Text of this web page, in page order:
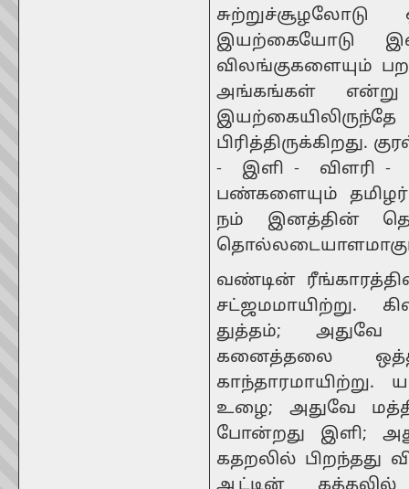
இயற்கையோடு
விலங்குகளையும்
அங்கங்கள் என்று
- இளி - விளரி -
பண்களையும் தமிழர்
நம் இனத்தின்
வண்டின்
சட்ஜமமாயிற்று.
துத்தம்; அதுவே
கனைத்தலை
உழை; அதுவே
போன்றது இளி;
கதறலில் பிறந்தது